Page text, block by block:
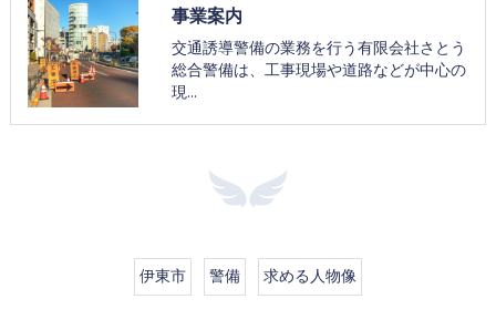
事業案内
交通誘導警備の業務を行う有限会社さとう
総合警備は、工事現場や道路などが中心の
現…
伊東市 警備 求める人物像